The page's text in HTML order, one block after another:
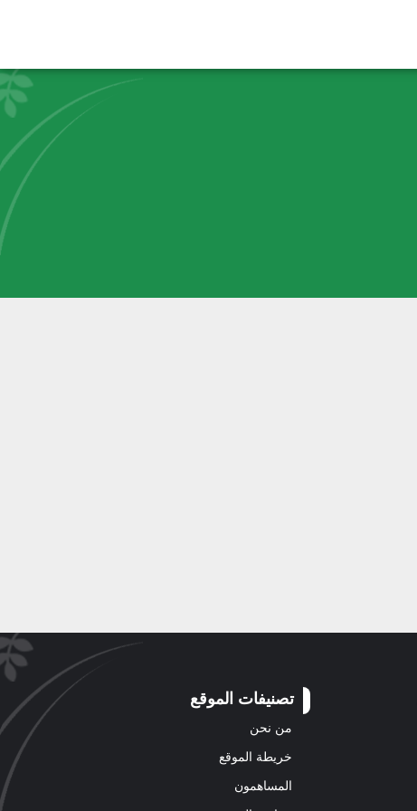
تصنيفات الموقع
من نحن
خريطة الموقع
المساهمون